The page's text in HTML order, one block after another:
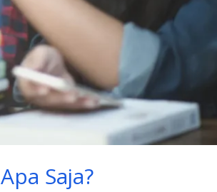
Saja?